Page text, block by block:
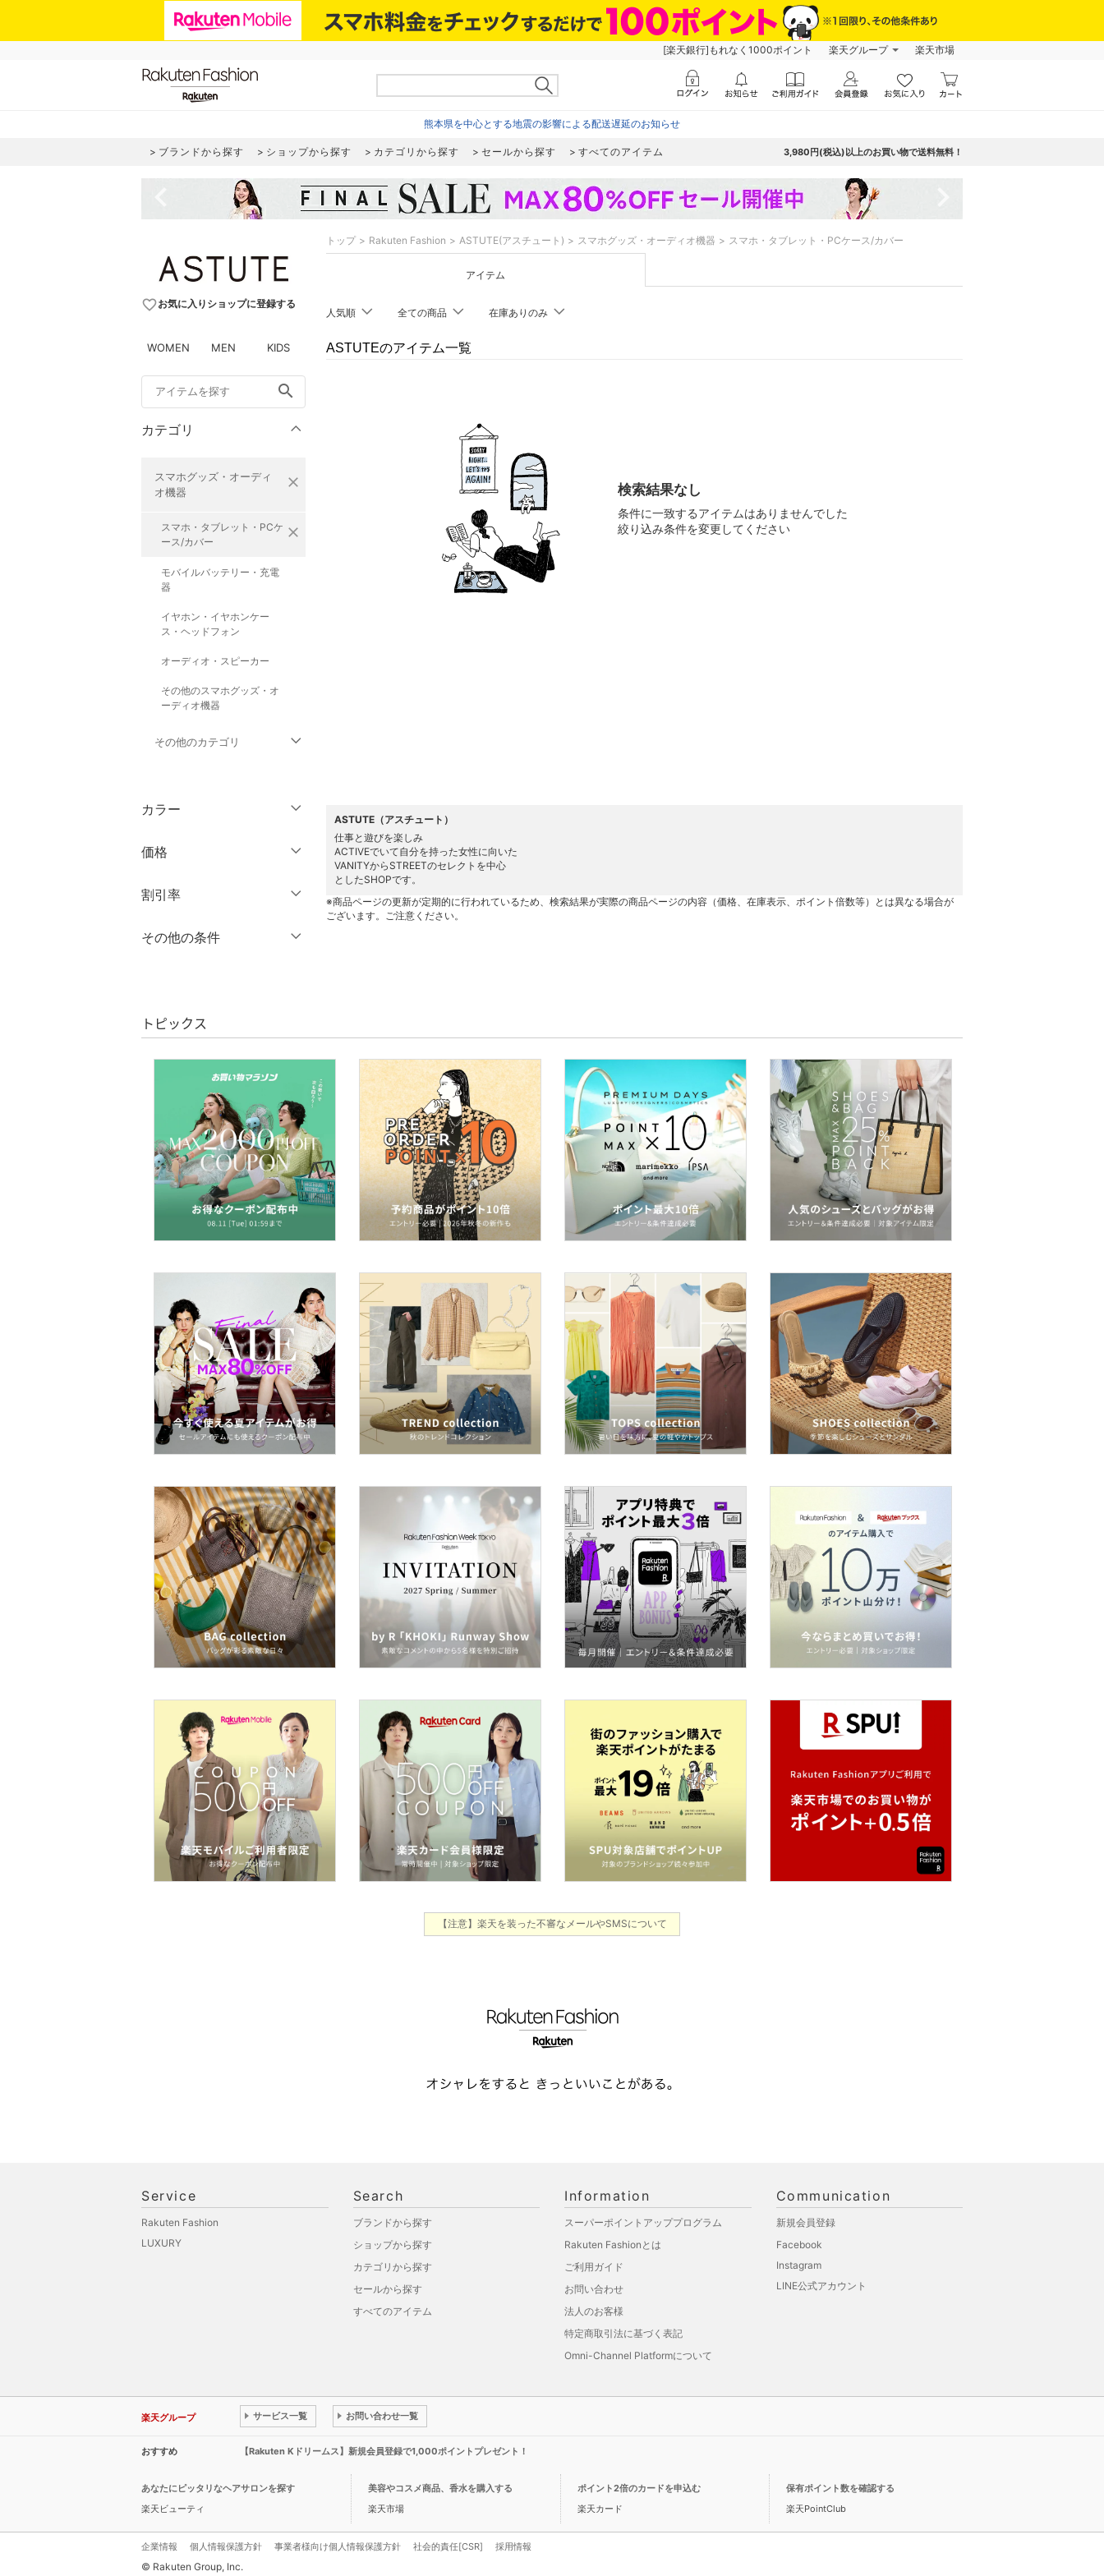
[楽天銀行]もれなく1000ポイント 楽天グループ 楽天市場
熊本県を中心とする地震の影響による配送遅延のお知らせ
ブランドから探す ショップから探す カテゴリから探す セールから探す すべてのアイテム 3,980円(税込)以上のお買い物で送料無料！
favorite_borderお気に入りショップに登録する
WOMEN MEN KIDS
search
カテゴリ
スマホグッズ・オーディ
オ機器
close
スマホ・タブレット・PCケ
ース/カバー
close
モバイルバッテリー・充電
器
イヤホン・イヤホンケー
ス・ヘッドフォン
オーディオ・スピーカー
その他のスマホグッズ・オ
ーディオ機器
その他のカテゴリ
ジャケット・アウター
パンツ
ワンピース・ドレス
スカート
バッグ
インナー・ルームウェア
靴下・レッグウェア
ファッション雑貨
アクセサリー・腕時計
帽子
ヘアアクセサリー
マタニティウェア・ベビ
ー用品
スーツ・フォーマル
着物・浴衣・和装小物
スキンケア
ベースメイク
メイクアップ
ネイル
ボディケア・オーラルケ
ヘアケア
フレグランス
メイク道具・美容器具
コフレ・キット・セット
カラー
価格
絞り込み
割引率
％OFF～ ％OFF
その他の条件
クリア 絞り込み
トップ Rakuten Fashion ASTUTE(アスチュート) スマホグッズ・オーディオ機器 スマホ・タブレット・PCケース/カバー
アイテム
人気順 全ての商品 在庫ありのみ
ASTUTEのアイテム一覧
検索結果なし
条件に一致するアイテムはありませんでした
絞り込み条件を変更してください
ASTUTE（アスチュート）
仕事と遊びを楽しみ
ACTIVEでいて自分を持った女性に向いた
VANITYからSTREETのセレクトを中心
としたSHOPです。
※商品ページの更新が定期的に行われているため、検索結果が実際の商品ページの内容（価格、在庫表示、ポイント倍数等）とは異なる場合が
ございます。ご注意ください。
トピックス
【注意】楽天を装った不審なメールやSMSについて
Service
Rakuten Fashion
LUXURY
Search
ブランドから探す
ショップから探す
カテゴリから探す
セールから探す
すべてのアイテム
Information
スーパーポイントアッププログラム
Rakuten Fashionとは
ご利用ガイド
お問い合わせ
法人のお客様
特定商取引法に基づく表記
Omni-Channel Platformについて
Communication
新規会員登録
Facebook
Instagram
LINE公式アカウント
楽天グループ サービス一覧 お問い合わせ一覧
おすすめ 【Rakuten Kドリームス】新規会員登録で1,000ポイントプレゼント！
あなたにピッタリなヘアサロンを探す
楽天ビューティ
美容やコスメ商品、香水を購入する
楽天市場
ポイント2倍のカードを申込む
楽天カード
保有ポイント数を確認する
楽天PointClub
企業情報 個人情報保護方針 事業者様向け個人情報保護方針 社会的責任[CSR] 採用情報
© Rakuten Group, Inc.